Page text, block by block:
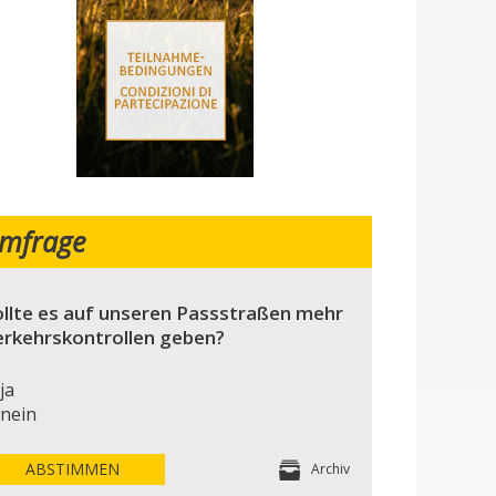
es auf unseren Passstraßen mehr
geben?
ja
nein
ABSTIMMEN Archiv